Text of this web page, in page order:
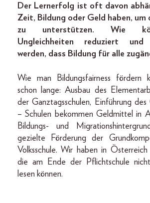
Der Lernerfolg ist oft davon
Zeit, Bildung oder Geld haben, um
zu unterstützen. Wie
Ungleichheiten reduziert und
werden, dass Bildung für alle
Wie man Bildungsfairness fördern
schon lange: Ausbau des
der Ganztagsschulen, Einführung des
– Schulen bekommen Geldmittel in
Bildungs- und
gezielte Förderung der
Volksschule. Wir haben in
die am Ende der Pflichtschule nicht
lesen können.